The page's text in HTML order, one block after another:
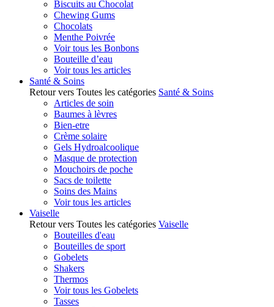
Biscuits au Chocolat
Chewing Gums
Chocolats
Menthe Poivrée
Voir tous les Bonbons
Bouteille d’eau
Voir tous les articles
Santé & Soins
Retour vers Toutes les catégories Santé & Soins
Articles de soin
Baumes à lèvres
Bien-etre
Crème solaire
Gels Hydroalcoolique
Masque de protection
Mouchoirs de poche
Sacs de toilette
Soins des Mains
Voir tous les articles
Vaiselle
Retour vers Toutes les catégories Vaiselle
Bouteilles d'eau
Bouteilles de sport
Gobelets
Shakers
Thermos
Voir tous les Gobelets
Tasses